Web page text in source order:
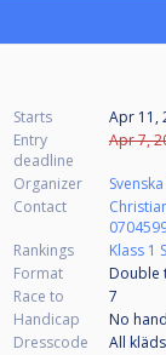
Starts
Apr 11,
Entry
deadline
Apr 7,
Organizer
Contact
Rankings
Klass 1
Format
Double
Race to
7
Handicap
No
Dresscode
All